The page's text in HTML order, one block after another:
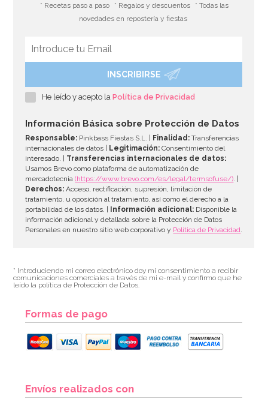
Set de 10 Mangas desechables 41 cm
AÑADIR
* Recetas paso a paso * Regalos y descuentos
* Todas las
novedades en repostería y fiestas
INSCRIBIRSE
He leído y acepto laPolítica de Privacidad
Información Básica sobre Protección de Datos
Responsable: Pinkbass Fiestas S.L. | Finalidad: Transferencias
internacionales de datos |
Legitimación: Consentimiento del
interesado. | Transferencias internacionales de datos:
Usamos Brevo como plataforma de automatización de
mercadotecnia(https://www.brevo.com/es/legal/termsofuse/). |
Derechos: Acceso, rectificación, supresión, limitación de
tratamiento, u oposición al tratamiento, así como el derecho a la
portabilidad de los datos. |
Información adicional: Disponible la
información adicional y detallada sobre la Protección de Datos
Personales en nuestro sitio web corporativo y Política de Privacidad.
* Introduciendo mi correo electrónico doy mi consentimiento a recibir
comunicaciones comerciales a través de mi e-mail y confirmo que he
leído la política de Protección de Datos.
Formas de pago
Envíos realizados con